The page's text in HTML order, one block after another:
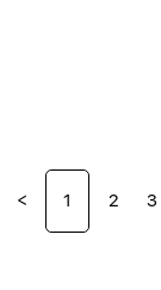
< 1 2 3